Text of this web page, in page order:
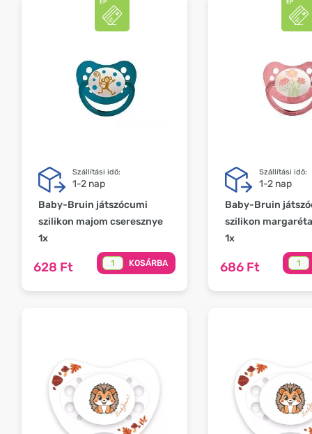
Szállítási idő:
1-2 nap
Baby-Bruin játszócumi
szilikon majom cseresznye
1x
628 Ft KOSÁRBA
Szállítási idő:
1-2 nap
Baby-Bruin
szilikon
1x
686 Ft